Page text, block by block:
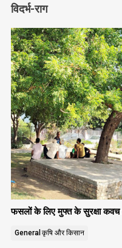
विदर्भ-राग
फसलों के लिए मुफ्त के सुरक्षा
General कृषि और किसान